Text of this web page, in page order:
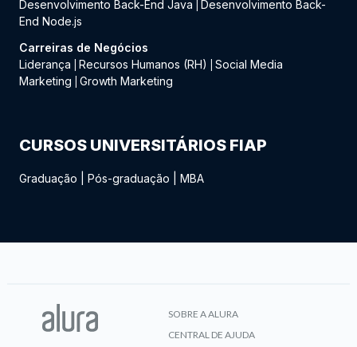
Desenvolvimento Back-End Java
Desenvolvimento Back-
End Node.js
Carreiras de Negócios
Liderança
Recursos Humanos (RH)
Social Media
Marketing
Growth Marketing
CURSOS UNIVERSITÁRIOS FIAP
Graduação Pós-graduação MBA
SOBRE A ALURA
CENTRAL DE AJUDA